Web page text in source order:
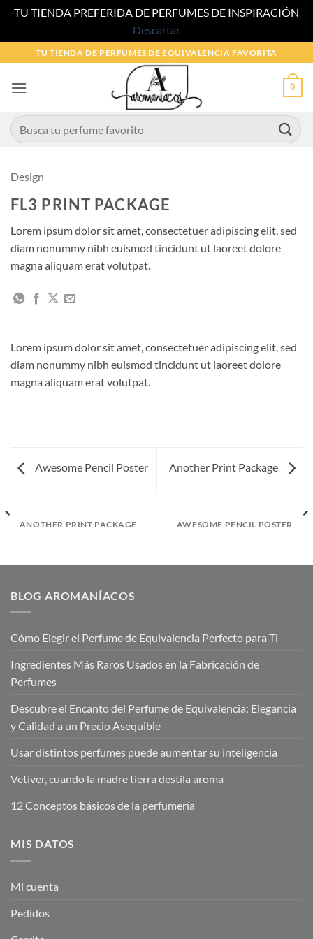
TU TIENDA PREFERIDA DE PERFUMES DE INSPIRACIÓN
Descartar
al
contenido
TU TIENDA DE PERFUMES DE EQUIVALENCIA FAVORITA
0
Buscar
por:
Design
FL3 PRINT PACKAGE
Lorem ipsum dolor sit amet, consectetuer adipiscing elit, sed
diam nonummy nibh euismod tincidunt ut laoreet dolore
magna aliquam erat volutpat.
Lorem ipsum dolor sit amet, consectetuer adipiscing elit, sed
diam nonummy nibh euismod tincidunt ut laoreet dolore
magna aliquam erat volutpat.
Awesome Pencil Poster Another Print Package
ANOTHER PRINT PACKAGE AWESOME PENCIL POSTER
BLOG AROMANÍACOS
Cómo Elegir el Perfume de Equivalencia Perfecto para Ti
Ingredientes Más Raros Usados en la Fabricación de
Perfumes
Descubre el Encanto del Perfume de Equivalencia: Elegancia
y Calidad a un Precio Asequible
Usar distintos perfumes puede aumentar su inteligencia
Vetiver, cuando la madre tierra destila aroma
12 Conceptos básicos de la perfumería
MIS DATOS
Mi cuenta
Pedidos